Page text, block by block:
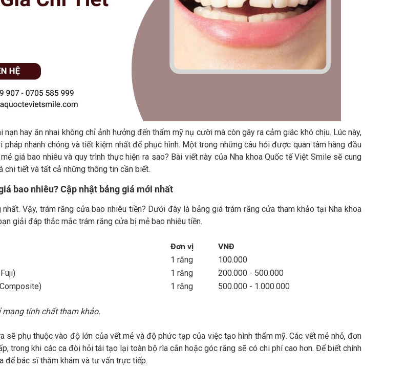
hay ăn nhai không chỉ ảnh hưởng đến thẩm mỹ nụ cười mà còn gây ra cảm giác khó chịu. Lúc này,
pháp nhanh chóng và tiết kiệm nhất để phục hình. Một trong những câu hỏi được quan tâm hàng đầu
giá bao nhiêu và quy trình thực hiện ra sao? Bài viết này của Nha khoa Quốc tế Việt Smile sẽ cung
chi tiết và tất cả những thông tin cần biết.
bao nhiêu? Cập nhật bảng giá mới nhất
Vậy, trám răng cửa bao nhiêu tiền? Dưới đây là bảng giá trám răng cửa tham khảo tại Nha khoa
giải đáp thắc mắc trám răng cửa bị mẻ bao nhiêu tiền.
Đơn vị
VNĐ
1 răng
100.000
1 răng
200.000 - 500.000
1 răng 500.000 - 1.000.000
mang tính chất tham khảo.
sẽ phụ thuộc vào độ lớn của vết mẻ và độ phức tạp của việc tạo hình thẩm mỹ. Các vết mẻ nhỏ, đơn
trong khi các ca đòi hỏi tái tạo lại toàn bộ rìa cắn hoặc góc răng sẽ có chi phí cao hơn. Để biết chính
để bác sĩ thăm khám và tư vấn trực tiếp.